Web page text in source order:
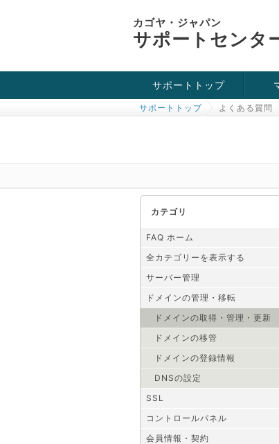
カゴヤ・ジャパン
サポートセンタ
サポートトップ
お役立ち情報
チュートリアル
障害・メンテナンス情報
サポートトップ よくある質問
カテゴリ
FAQ ホーム
全カテゴリーを表示する
サーバー管理
ドメインの管理・移転
ドメインの取得・管理・更新
ドメインの移管
ドメインの登録情報
DNSの設定
SSL
コントロールパネル
会員情報・契約